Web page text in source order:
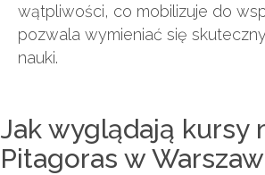
wątpliwości, co mobilizuje do
pozwala wymieniać się
nauki.
Jak wyglądają kursy
Pitagoras w